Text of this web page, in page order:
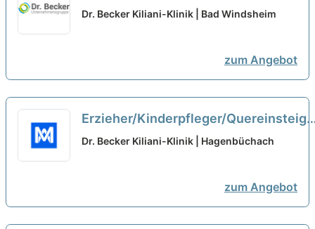
(m/w/d) Kinderbetreuung Minijob
Dr. Becker Kiliani-Klinik | Bad Windsheim
zum Angebot
Erzieher/Kinderpfleger/
(m/w/d) Kinderbetreuung Minijob
Dr. Becker Kiliani-Klinik | Hagenbüchach
zum Angebot